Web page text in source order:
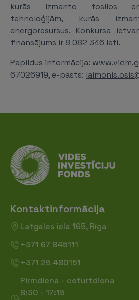
kurās izmanto fosilos
tehnoloģijām, kurās
energoresursus. Konkursa
finansējums ir 8 082 346 lati.
Papildus informācija:
67026919, e-pasts:
Kontaktinformācija
Latgales iela 165, Rīga
+371 67 845111
+371 25 480151
Pirmdiena - ceturtdiena
8:30 - 17:15